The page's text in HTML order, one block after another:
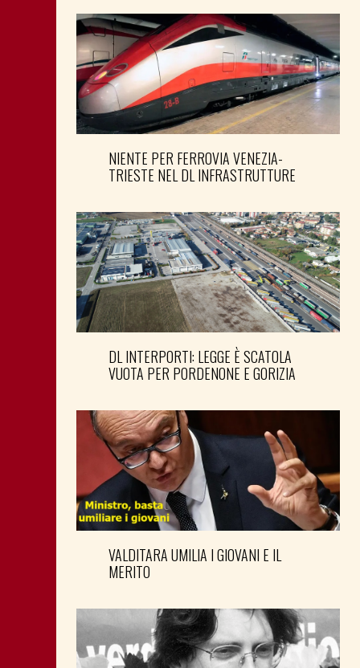
NIENTE PER FERROVIA VENEZIA-
TRIESTE NEL DL INFRASTRUTTURE
DL INTERPORTI: LEGGE È SCATOLA
VUOTA PER PORDENONE E GORIZIA
VALDITARA UMILIA I GIOVANI E IL
MERITO